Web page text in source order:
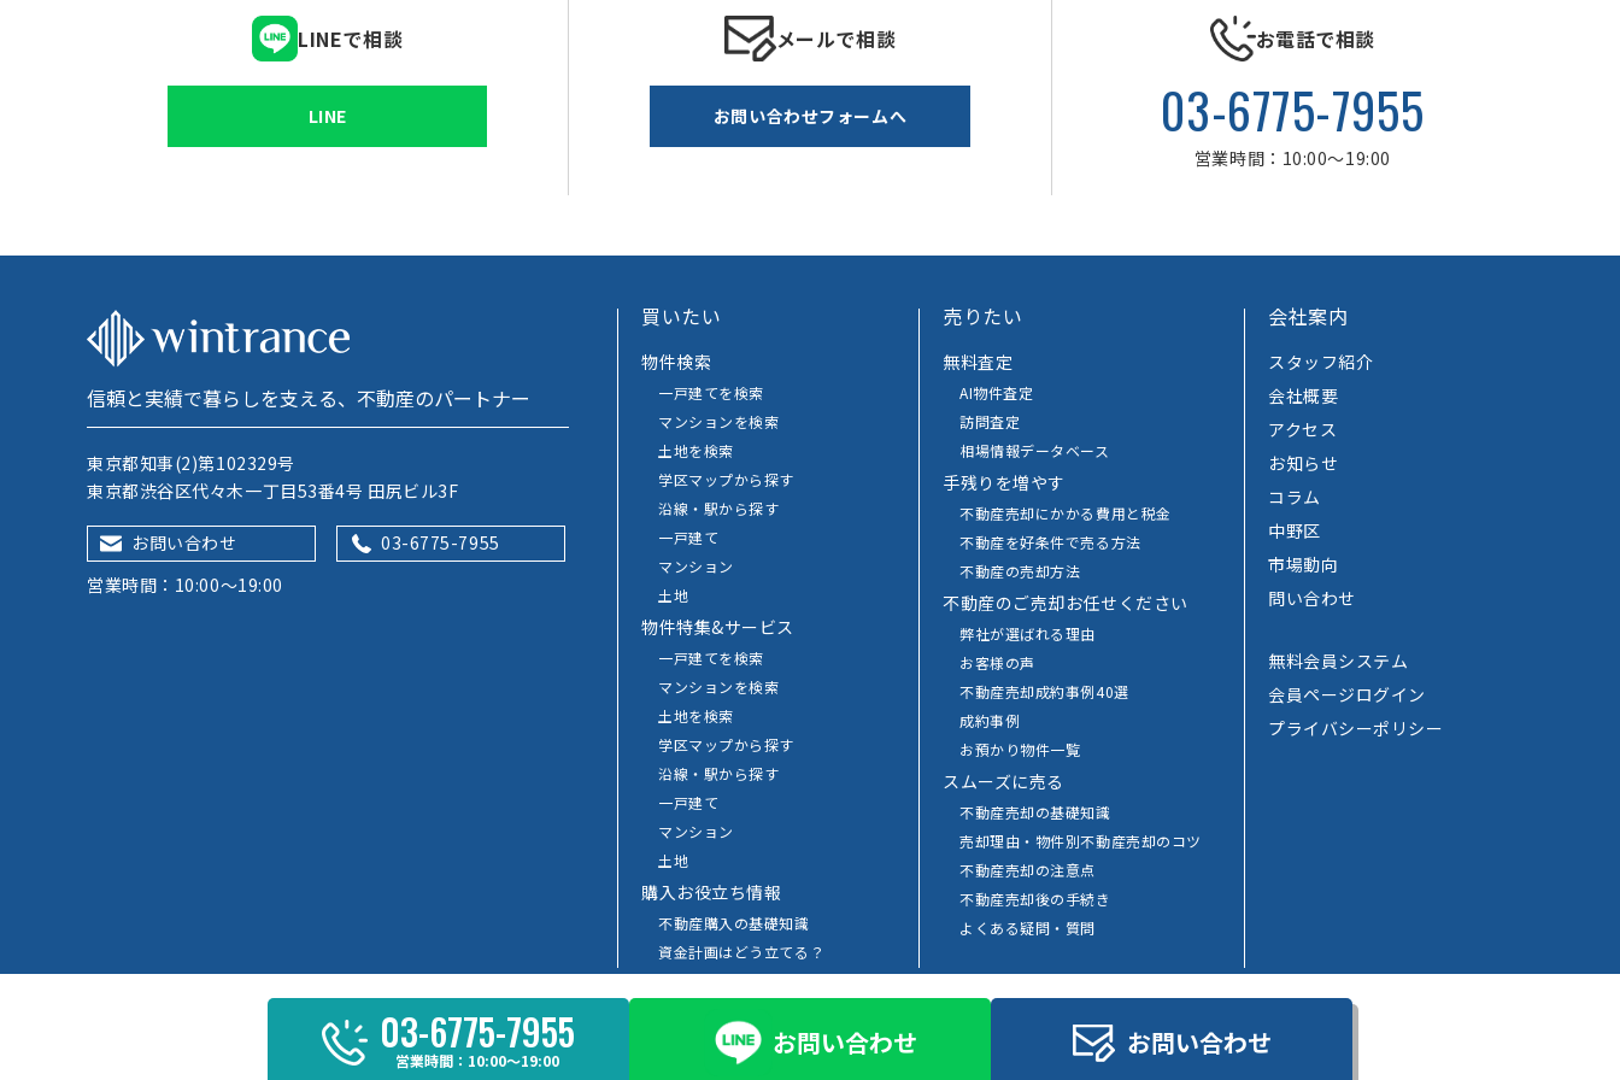
03-6775-7955
営業時間：10:00～19:00
お問い合わせ お問い合わせ
LINEで相談
LINE
メールで相談
お問い合わせフォームへ
お電話で相談
03-6775-7955
営業時間：10:00～19:00
信頼と実績で暮らしを支える、不動産のパートナー
東京都知事(2)第102329号
東京都渋谷区代々木一丁目53番4号 田尻ビル3F
お問い合わせ
03-6775-7955
営業時間：10:00～19:00
買いたい
物件検索
一戸建てを検索
マンションを検索
土地を検索
学区マップから探す
沿線・駅から探す
一戸建て
マンション
土地
物件特集&サービス
一戸建てを検索
マンションを検索
土地を検索
学区マップから探す
沿線・駅から探す
一戸建て
マンション
土地
購入お役立ち情報
不動産購入の基礎知識
資金計画はどう立てる？
物件の選び方
売りたい
無料査定
AI物件査定
訪問査定
相場情報データベース
手残りを増やす
不動産売却にかかる費用と税金
不動産を好条件で売る方法
不動産の売却方法
不動産のご売却お任せください
弊社が選ばれる理由
お客様の声
不動産売却成約事例40選
成約事例
お預かり物件一覧
スムーズに売る
不動産売却の基礎知識
売却理由・物件別不動産売却のコツ
不動産売却の注意点
不動産売却後の手続き
よくある疑問・質問
会社案内
スタッフ紹介
会社概要
アクセス
お知らせ
コラム
中野区
市場動向
問い合わせ
無料会員システム
会員ページログイン
プライバシーポリシー
｜ Copyright © ウィントランス ,Inc. All rights reserved.